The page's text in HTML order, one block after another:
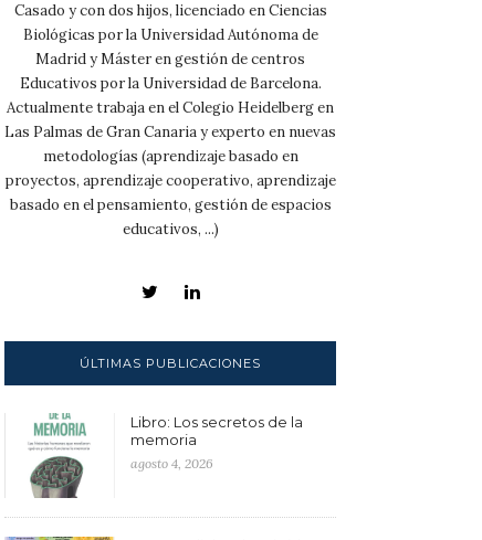
Casado y con dos hijos, licenciado en Ciencias
Biológicas por la Universidad Autónoma de
Madrid y Máster en gestión de centros
Educativos por la Universidad de Barcelona.
Actualmente trabaja en el Colegio Heidelberg en
Las Palmas de Gran Canaria y experto en nuevas
metodologías (aprendizaje basado en
proyectos, aprendizaje cooperativo, aprendizaje
basado en el pensamiento, gestión de espacios
educativos, ...)
ÚLTIMAS PUBLICACIONES
Libro: Los secretos de la
memoria
agosto 4, 2026